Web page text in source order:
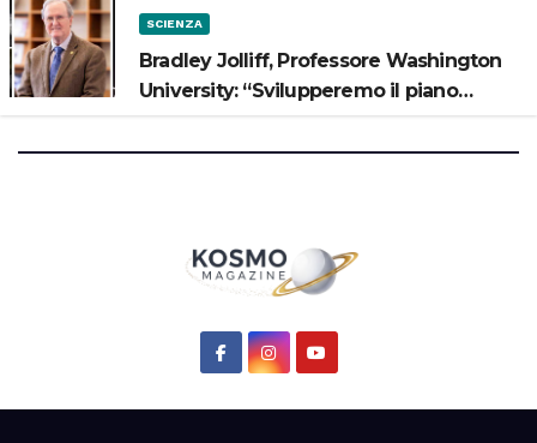
SCIENZA
Bradley Jolliff, Professore Washington
University: “Svilupperemo il piano